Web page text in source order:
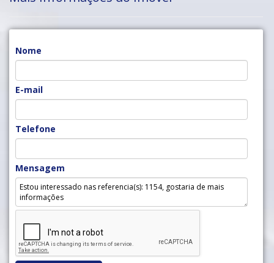
Nome
E-mail
Telefone
Mensagem